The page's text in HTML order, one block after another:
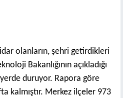
olanların, şehri getirdikleri
Bakanlığının açıkladığı
duruyor. Rapora göre
kalmıştır. Merkez ilçeler 973